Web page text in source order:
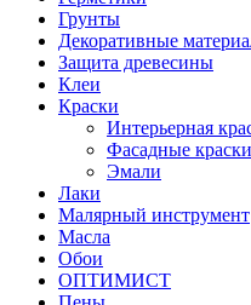
Грунты
Декоративные
Защита древесины
Клеи
Краски
Интерьерная
Фасадные краски
Эмали
Лаки
Малярный инструмент
Масла
Обои
ОПТИМИСТ